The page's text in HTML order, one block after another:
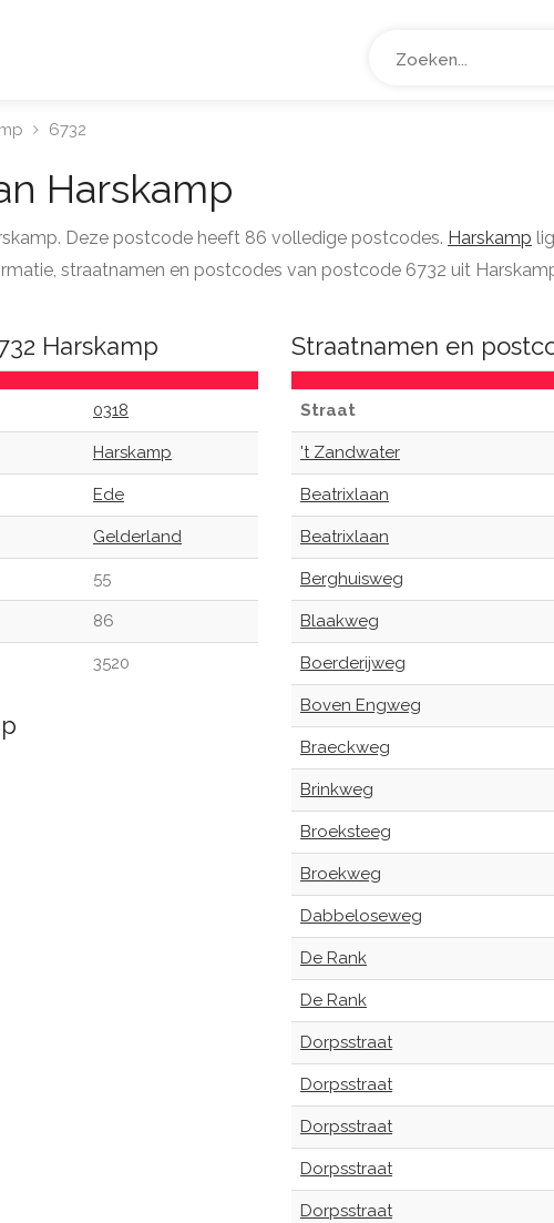
6732
Harskamp
Deze postcode heeft 86 volledige postcodes. Harskamp
straatnamen en postcodes van postcode 6732 uit
Harskamp
0318
Harskamp
Ede
Gelderland
55
86
3520
Straatnamen en
Straat
't Zandwater
Beatrixlaan
Beatrixlaan
Berghuisweg
Blaakweg
Boerderijweg
Boven Engweg
Braeckweg
Brinkweg
Broeksteeg
Broekweg
Dabbeloseweg
De Rank
De Rank
Dorpsstraat
Dorpsstraat
Dorpsstraat
Dorpsstraat
Dorpsstraat